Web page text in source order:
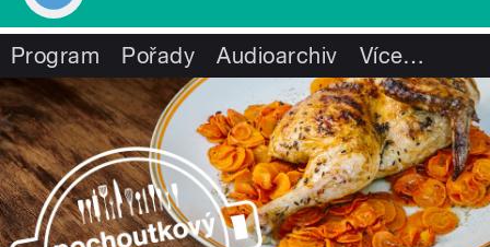
Program Pořady Audioarchiv Více…